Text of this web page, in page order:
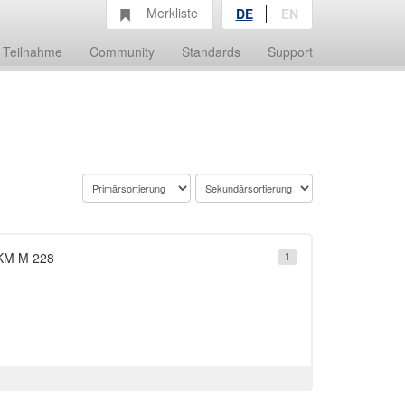
Teilnahme Community Standards Support
Merkliste DE EN
1
M 228